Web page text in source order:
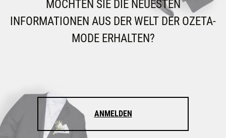
MÖCHTEN SIE DIE NEUESTEN
INFORMATIONEN AUS DER WELT DER OZETA-
MODE ERHALTEN?
ANMELDEN